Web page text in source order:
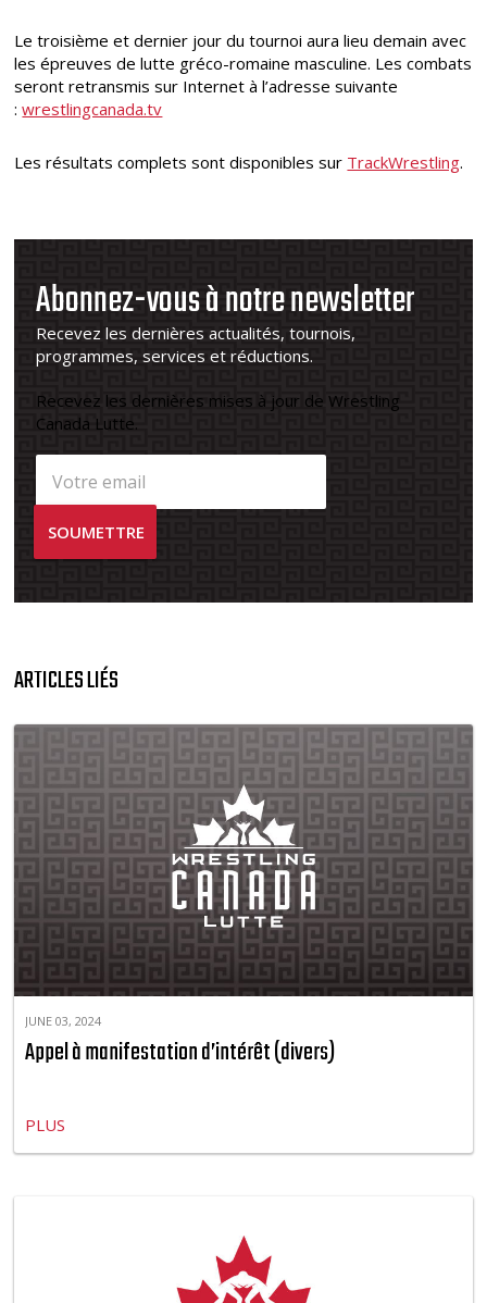
Le troisième et dernier jour du tournoi aura lieu demain avec
les épreuves de lutte gréco-romaine masculine. Les combats
seront retransmis sur Internet à l’adresse suivante
:wrestlingcanada.tv
Les résultats complets sont disponibles sur TrackWrestling.
Abonnez-vous à notre newsletter
Recevez les dernières actualités, tournois,
programmes, services et réductions.
Recevez les dernières mises à jour de Wrestling
Canada Lutte.
ARTICLES LIÉS
JUNE 03, 2024
Appel à manifestation d’intérêt (divers)
PLUS